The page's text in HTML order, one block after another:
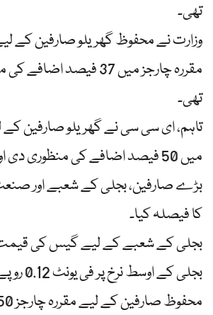
تھی۔
مقررہ چارجز میں 37 فیصد
تھی۔
تاہم، ای سی سی نے گھریلو صارفین کے
میں 50 فیصد اضافے کی منظوری
بڑے صارفین، بجلی کے شعبے اور
کا فیصلہ کیا۔
بجلی کے شعبے کے لیے گیس کی
بجلی کے اوسط نرخ پر فی یونٹ 0.12 روپے کا اثر پڑے گا۔